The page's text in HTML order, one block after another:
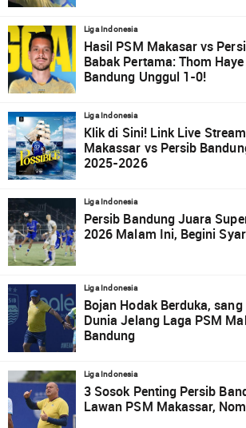
Liga Indonesia
Hasil PSM Makasar vs
Babak Pertama: Thom
Bandung Unggul 1-0!
Liga Indonesia
Klik di Sini! Link Live
Makassar vs Persib
2025-2026
Liga Indonesia
Persib Bandung Juara
2026 Malam Ini, Begini
Liga Indonesia
Bojan Hodak Berduka,
Dunia Jelang Laga PSM
Bandung
Liga Indonesia
3 Sosok Penting Persib
Lawan PSM Makassar,